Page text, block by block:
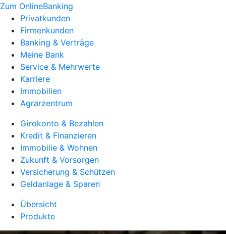
Zum OnlineBanking
Privatkunden
Firmenkunden
Banking & Verträge
Meine Bank
Service & Mehrwerte
Karriere
Immobilien
Agrarzentrum
Girokonto & Bezahlen
Kredit & Finanzieren
Immobilie & Wohnen
Zukunft & Vorsorgen
Versicherung & Schützen
Geldanlage & Sparen
Übersicht
Produkte